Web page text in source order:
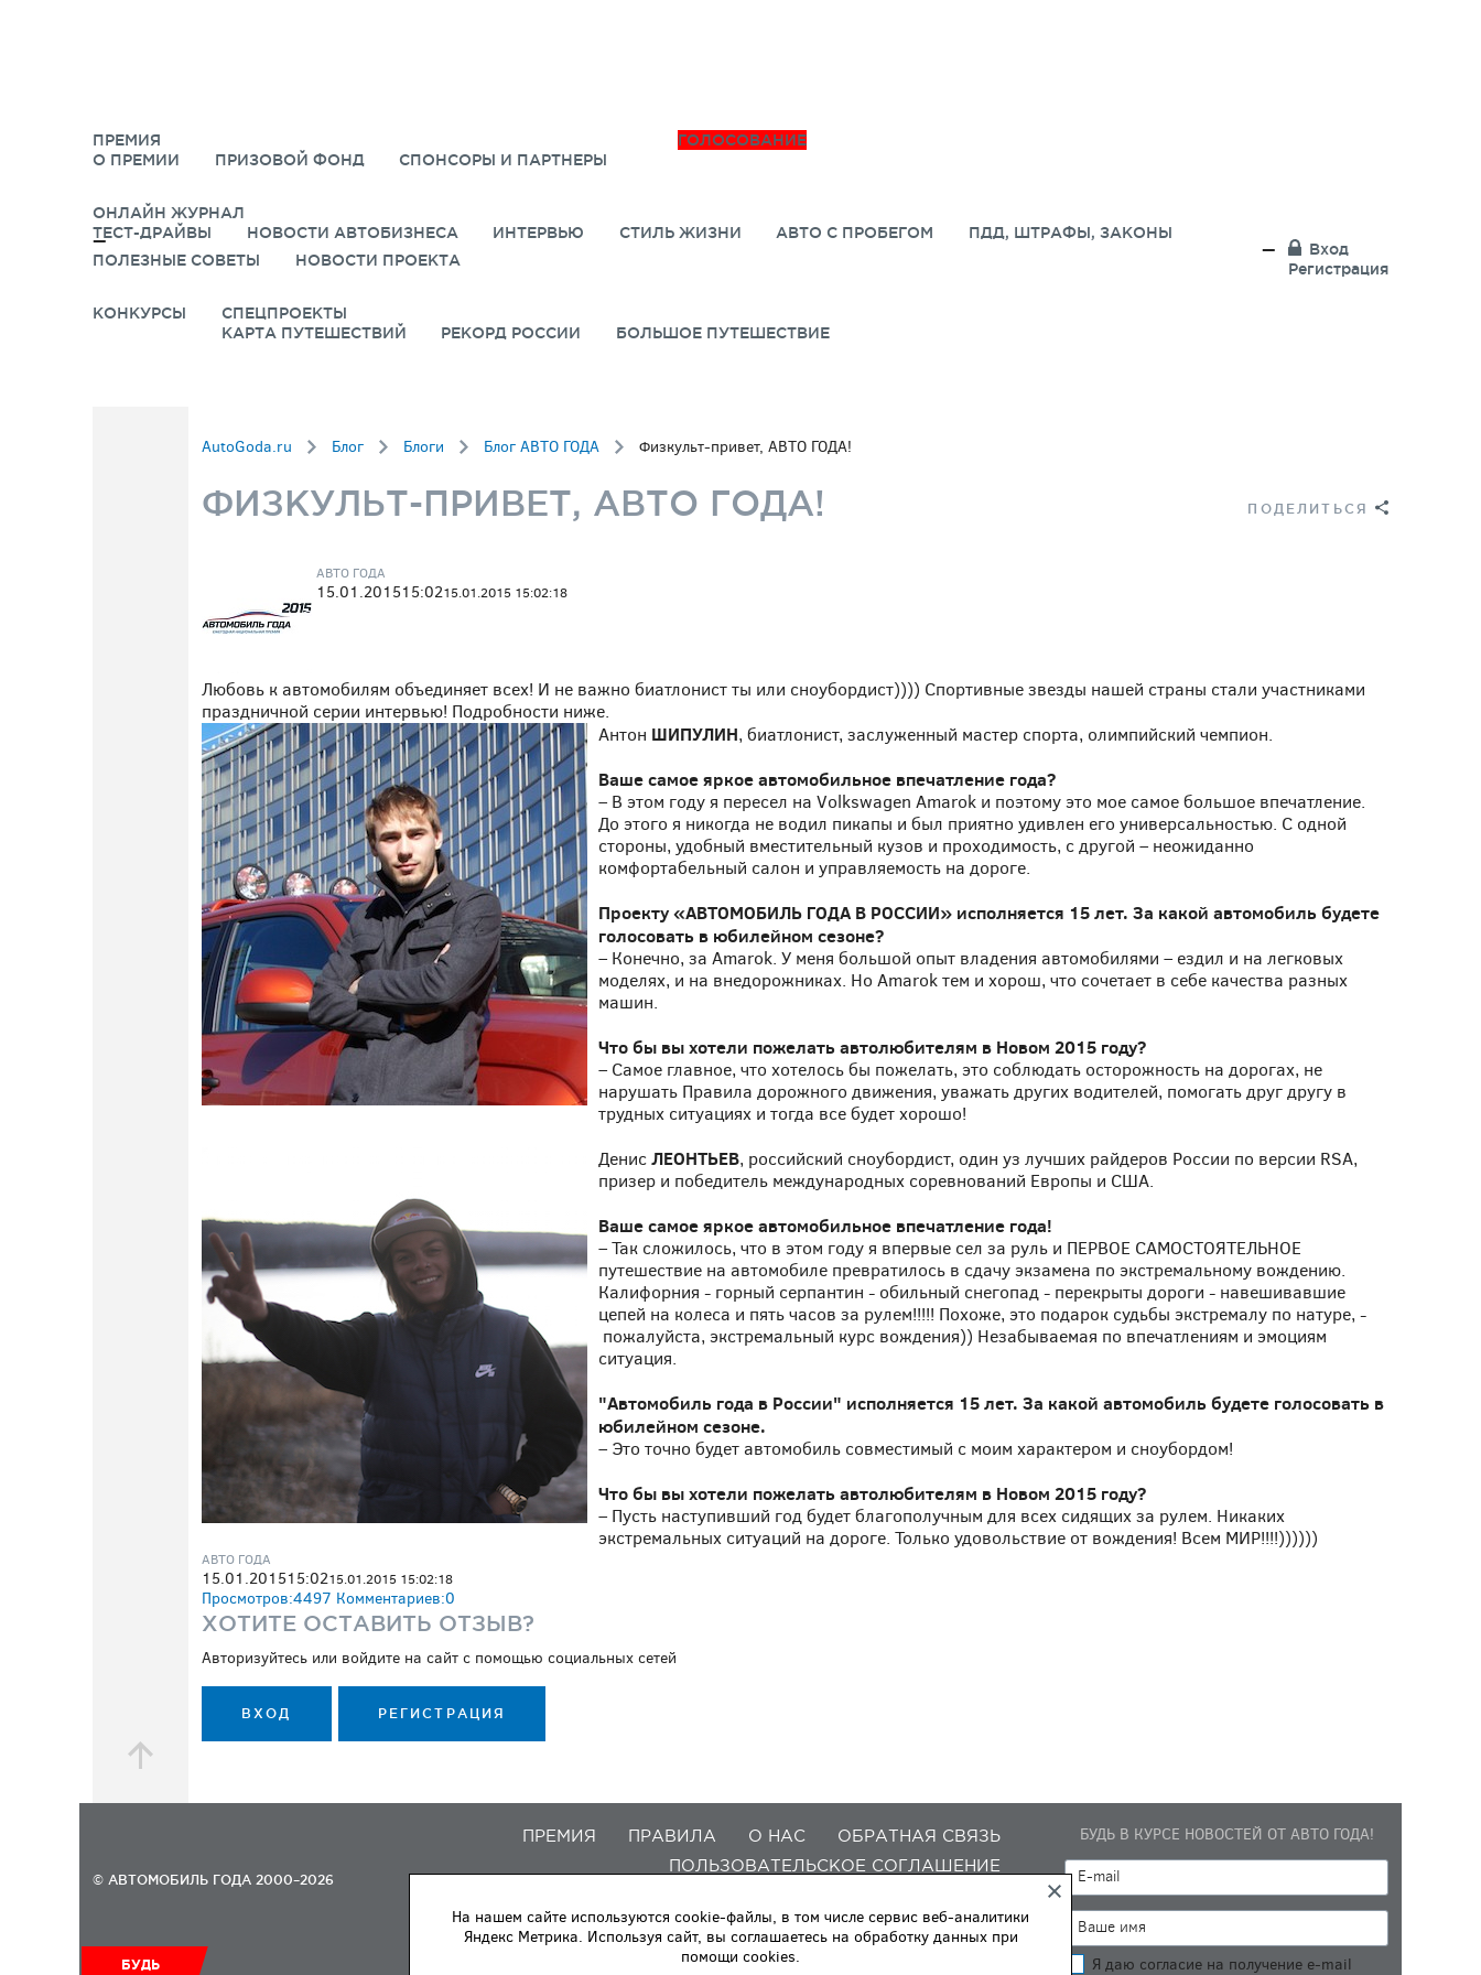
ПРЕМИЯ
О ПРЕМИИ
ПРИЗОВОЙ ФОНД СПОНСОРЫ И ПАРТНЕРЫ
ГОЛОСОВАНИЕ
ОНЛАЙН ЖУРНАЛ
ТЕСТ-ДРАЙВЫ
НОВОСТИ АВТОБИЗНЕСА ИНТЕРВЬЮ СТИЛЬ ЖИЗНИ АВТО С ПРОБЕГОМ
ПДД, ШТРАФЫ, ЗАКОНЫ
ПОЛЕЗНЫЕ СОВЕТЫ
НОВОСТИ ПРОЕКТА
КОНКУРСЫ
СПЕЦПРОЕКТЫ
КАРТА ПУТЕШЕСТВИЙ
РЕКОРД РОССИИ БОЛЬШОЕ ПУТЕШЕСТВИЕ
Вход
Регистрация
БУДЬ
AutoGoda.ru Блог Блоги Блог АВТО ГОДА Физкульт-привет, АВТО ГОДА!
ФИЗКУЛЬТ-ПРИВЕТ, АВТО ГОДА! ПОДЕЛИТЬСЯ
АВТО ГОДА
15.01.201515:0215.01.2015 15:02:18
Любовь к автомобилям объединяет всех! И не важно биатлонист ты или сноубордист)))) Спортивные звезды нашей страны стали участниками
праздничной серии интервью! Подробности ниже.
Антон ШИПУЛИН, биатлонист, заслуженный мастер спорта, олимпийский чемпион.
Ваше самое яркое автомобильное впечатление года?
– В этом году я пересел на Volkswagen Amarok и поэтому это мое самое большое впечатление.
До этого я никогда не водил пикапы и был приятно удивлен его универсальностью. С одной
стороны, удобный вместительный кузов и проходимость, с другой – неожиданно
комфортабельный салон и управляемость на дороге.
Проекту «АВТОМОБИЛЬ ГОДА В РОССИИ» исполняется 15 лет. За какой автомобиль будете
голосовать в юбилейном сезоне?
– Конечно, за Amarok. У меня большой опыт владения автомобилями – ездил и на легковых
моделях, и на внедорожниках. Но Amarok тем и хорош, что сочетает в себе качества разных
машин.
Что бы вы хотели пожелать автолюбителям в Новом 2015 году?
– Самое главное, что хотелось бы пожелать, это соблюдать осторожность на дорогах, не
нарушать Правила дорожного движения, уважать других водителей, помогать друг другу в
трудных ситуациях и тогда все будет хорошо!
ДенисЛЕОНТЬЕВ, российский сноубордист, один уз лучших райдеров России по версии RSA,
призер и победитель международных соревнований Европы и США.
Ваше самое яркое автомобильное впечатление года!
– Так сложилось, что в этом году я впервые сел за руль и ПЕРВОЕ САМОСТОЯТЕЛЬНОЕ
путешествие на автомобиле превратилось в сдачу экзамена по экстремальному вождению.
Калифорния - горный серпантин - обильный снегопад - перекрыты дороги - навешивавшие
цепей на колеса и пять часов за рулем!!!!! Похоже, это подарок судьбы экстремалу по натуре, -
пожалуйста, экстремальный курс вождения)) Незабываемая по впечатлениям и эмоциям
ситуация.
"Автомобиль года в России" исполняется 15 лет. За какой автомобиль будете голосовать в
юбилейном сезоне.
– Это точно будет автомобиль совместимый с моим характером и сноубордом!
Что бы вы хотели пожелать автолюбителям в Новом 2015 году?
– Пусть наступивший год будет благополучным для всех сидящих за рулем. Никаких
экстремальных ситуаций на дороге. Только удовольствие от вождения! Всем МИР!!!!))))))
АВТО ГОДА
15.01.201515:0215.01.2015 15:02:18
Просмотров:4497 Комментариев:0
ХОТИТЕ ОСТАВИТЬ ОТЗЫВ?
Авторизуйтесь или войдите на сайт с помощью социальных сетей
ВХОД РЕГИСТРАЦИЯ
© АВТОМОБИЛЬ ГОДА 2000–2026
ПРЕМИЯ ПРАВИЛА О НАС
ОБРАТНАЯ СВЯЗЬ
ПОЛЬЗОВАТЕЛЬСКОЕ СОГЛАШЕНИЕ
БУДЬ В КУРСЕ НОВОСТЕЙ ОТ АВТО ГОДА!
Я даю согласие на получение e-mail
На нашем сайте используются cookie-файлы, в том числе сервис веб-аналитики
Яндекс Метрика. Используя сайт, вы соглашаетесь на обработку данных при
помощи cookies.